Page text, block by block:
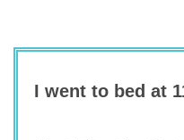
I went to bed at